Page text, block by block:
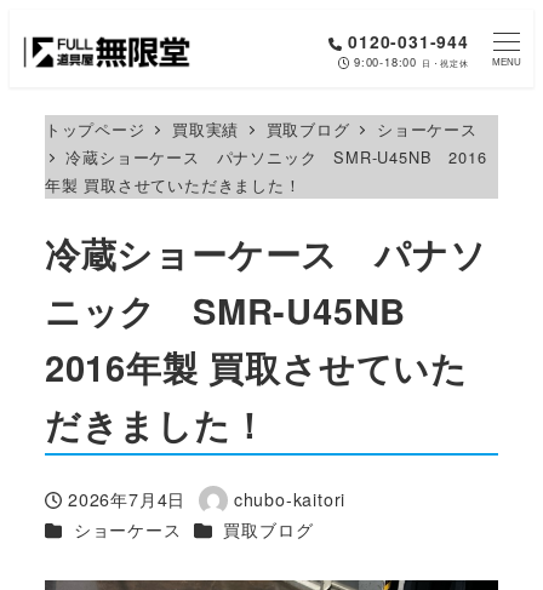
0120-031-944
9:00-18:00 日・祝定休 MENU
トップページ 買取実績 買取ブログ
ショーケース
冷蔵ショーケース パナソニック SMR-U45NB 2016
年製 買取させていただきました！
冷蔵ショーケース パナソ
ニック SMR-U45NB
2016年製 買取させていた
だきました！
投稿日
2026年7月4日
著
者
chubo-kaitori
カテゴリー
ショーケース カテゴリー
買取ブログ